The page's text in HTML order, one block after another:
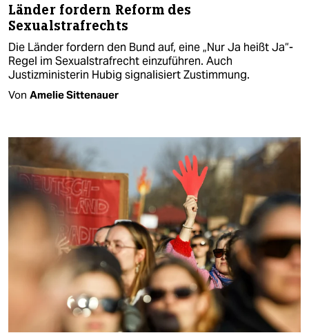
Länder fordern Reform des
Sexualstrafrechts
Die Länder fordern den Bund auf, eine „Nur Ja heißt Ja“-
Regel im Sexualstrafrecht einzuführen. Auch
Justizministerin Hubig signalisiert Zustimmung.
Von Amelie Sittenauer